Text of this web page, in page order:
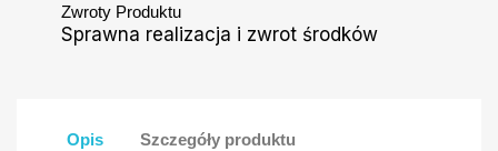
Zwroty Produktu
Sprawna realizacja i zwrot środków
Opis Szczegóły produktu